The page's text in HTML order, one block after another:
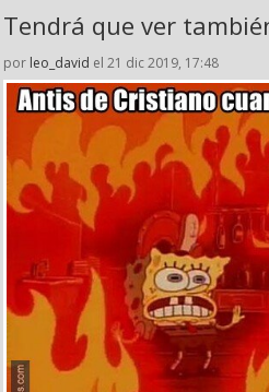
Tendrá que ver
por leo_david el 21 dic 2019, 17:48